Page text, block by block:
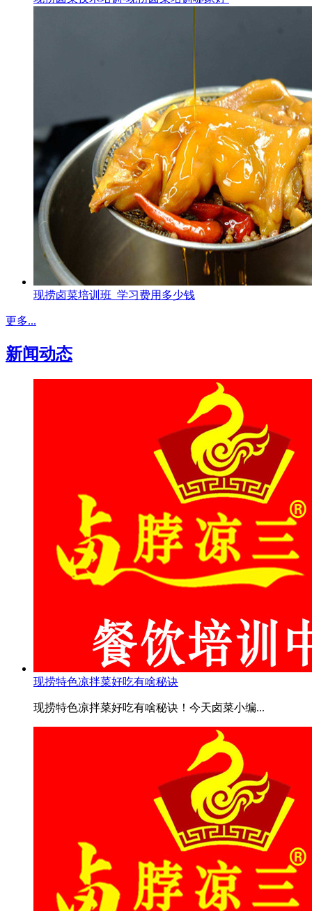
现捞卤菜培训班_学习费用多少钱
更多...
新闻动态
现捞特色凉拌菜好吃有啥秘诀
现捞特色凉拌菜好吃有啥秘诀！今天卤菜小编...